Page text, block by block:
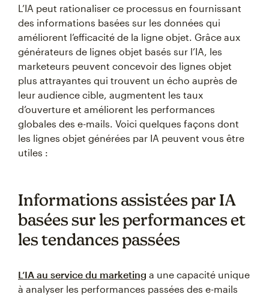
L’IA peut rationaliser ce processus en fournissant
des informations basées sur les données qui
améliorent l’efficacité de la ligne objet. Grâce aux
générateurs de lignes objet basés sur l’IA, les
marketeurs peuvent concevoir des lignes objet
plus attrayantes qui trouvent un écho auprès de
leur audience cible, augmentent les taux
d’ouverture et améliorent les performances
globales des e-mails. Voici quelques façons dont
les lignes objet générées par IA peuvent vous être
utiles :
Informations assistées par IA
basées sur les performances et
les tendances passées
L’IA au service du marketing a une capacité unique
à analyser les performances passées des e-mails